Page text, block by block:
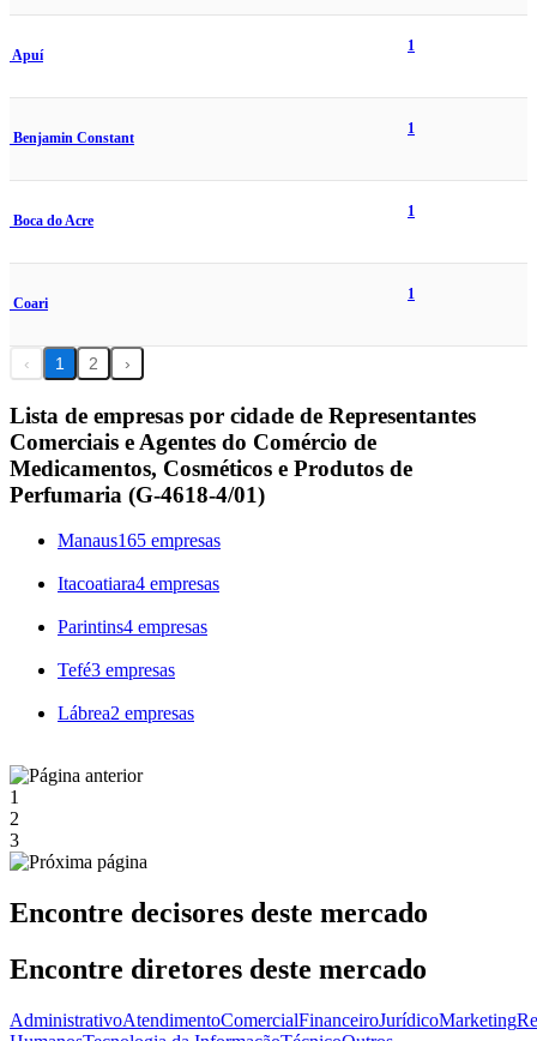
Apuí
1
Benjamin Constant
1
Boca do Acre
1
Coari
1
‹ 1 2 ›
Lista de empresas por cidade de Representantes
Comerciais e Agentes do Comércio de
Medicamentos, Cosméticos e Produtos de
Perfumaria (G-4618-4/01)
Manaus165 empresas
Itacoatiara4 empresas
Parintins4 empresas
Tefé3 empresas
Lábrea2 empresas
1
2
3
Encontre decisores deste mercado
Encontre diretores deste mercado
AdministrativoAtendimentoComercialFinanceiroJurídicoMarketing